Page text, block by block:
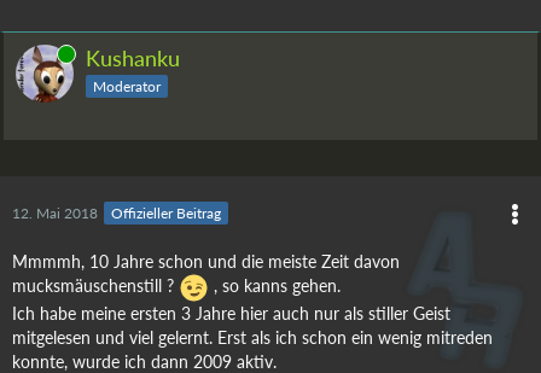
Online Kushanku
Moderator
12. Mai 2018 Offizieller Beitrag
Mmmmh, 10 Jahre schon und die meiste Zeit davon
mucksmäuschenstill ?
, so kanns gehen.
Ich habe meine ersten 3 Jahre hier auch nur als stiller Geist
mitgelesen und viel gelernt. Erst als ich schon ein wenig mitreden
konnte, wurde ich dann 2009 aktiv.